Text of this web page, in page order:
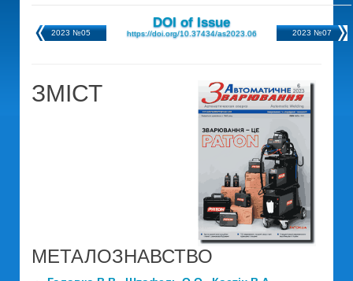
2023 №05
DOI of Issue
https://doi.org/10.37434/as2023.06 2023 №07
ЗМІСТ
МЕТАЛОЗНАВСТВО